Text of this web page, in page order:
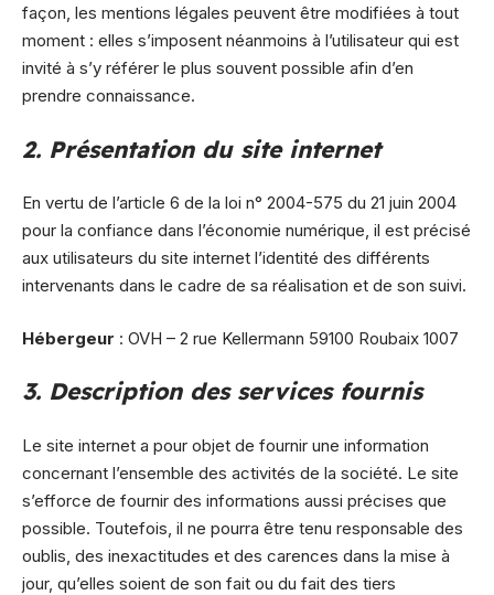
façon, les mentions légales peuvent être modifiées à tout
moment : elles s’imposent néanmoins à l’utilisateur qui est
invité à s’y référer le plus souvent possible afin d’en
prendre connaissance.
2. Présentation du site internet
En vertu de l’article 6 de la loi n° 2004-575 du 21 juin 2004
pour la confiance dans l’économie numérique, il est précisé
aux utilisateurs du site internet l’identité des différents
intervenants dans le cadre de sa réalisation et de son suivi.
Hébergeur : OVH – 2 rue Kellermann 59100 Roubaix 1007
3. Description des services fournis
Le site internet a pour objet de fournir une information
concernant l’ensemble des activités de la société. Le site
s’efforce de fournir des informations aussi précises que
possible. Toutefois, il ne pourra être tenu responsable des
oublis, des inexactitudes et des carences dans la mise à
jour, qu’elles soient de son fait ou du fait des tiers